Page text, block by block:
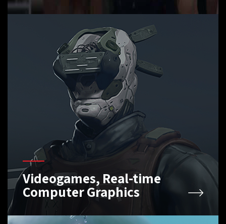
Videogames, Real-time
Computer Graphics